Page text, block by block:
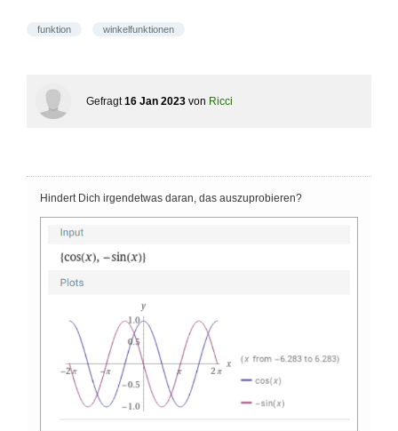
funktion winkelfunktionen
Gefragt 16 Jan 2023 von Ricci
Hindert Dich irgendetwas daran, das auszuprobieren?